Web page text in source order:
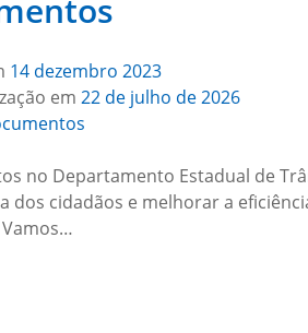
14 dezembro 2023
em 22 de julho de 2026
no Departamento Estadual de
dos cidadãos e melhorar a